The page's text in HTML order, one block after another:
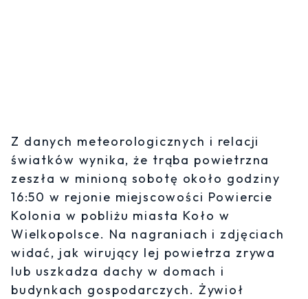
Z danych meteorologicznych i relacji
światków wynika, że trąba powietrzna
zeszła w minioną sobotę około godziny
16:50 w rejonie miejscowości Powiercie
Kolonia w pobliżu miasta Koło w
Wielkopolsce. Na nagraniach i zdjęciach
widać, jak wirujący lej powietrza zrywa
lub uszkadza dachy w domach i
budynkach gospodarczych. Żywioł